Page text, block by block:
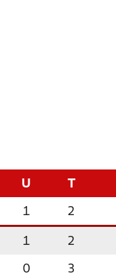
U T
1 2
1 2
0 3